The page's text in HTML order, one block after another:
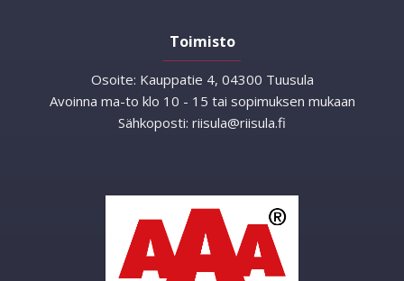
Toimisto
Osoite: Kauppatie 4, 04300 Tuusula
Avoinna ma-to klo 10 - 15 tai sopimuksen mukaan
Sähkoposti: riisula@riisula.fi